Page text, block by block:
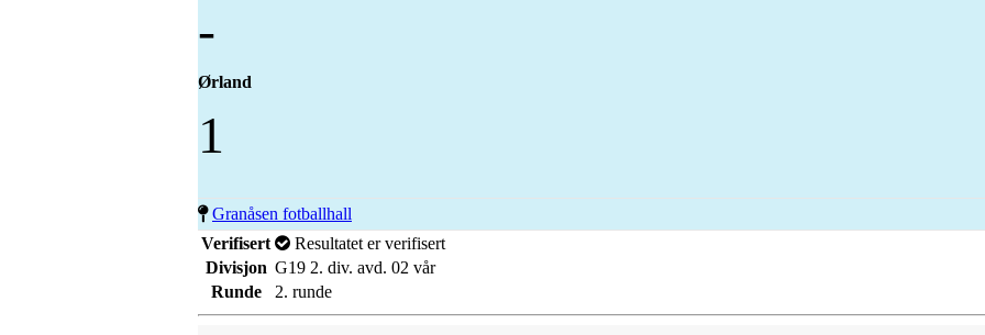
-
Ørland
1
Granåsen fotballhall
Verifisert
Resultatet er verifisert
Divisjon G19 2. div. avd. 02 vår
Runde
2. runde